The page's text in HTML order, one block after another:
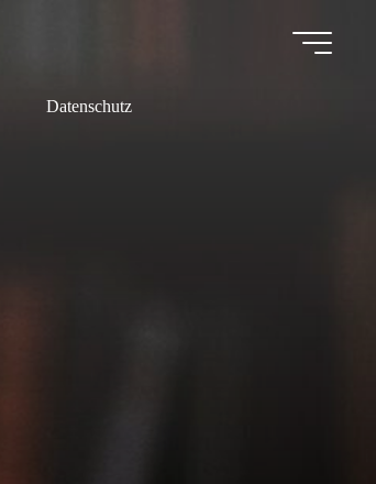
Datenschutz